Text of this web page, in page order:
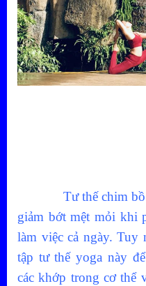
Tư thế chim bồ
giảm bớt mệt mỏi khi
làm việc cả ngày. Tuy
tập tư thế yoga này
các khớp trong cơ thể